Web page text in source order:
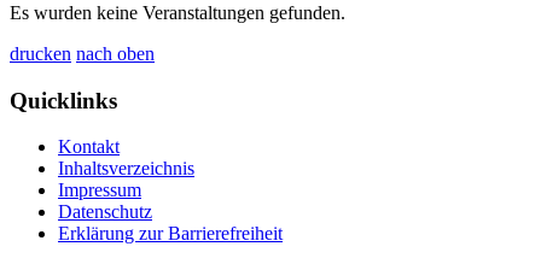
Es wurden keine Veranstaltungen gefunden.
drucken nach oben
Quicklinks
Kontakt
Inhaltsverzeichnis
Impressum
Datenschutz
Erklärung zur Barrierefreiheit